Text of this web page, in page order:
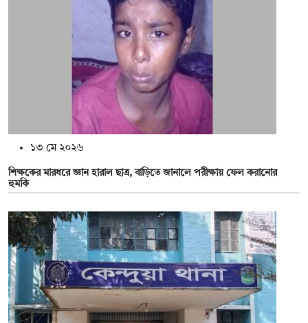
১৩ মে ২০২৬
শিক্ষকের মারধরে জ্ঞান হারাল ছাত্র, বাড়িতে জানালে পরীক্ষায় ফেল করানোর
হুমকি